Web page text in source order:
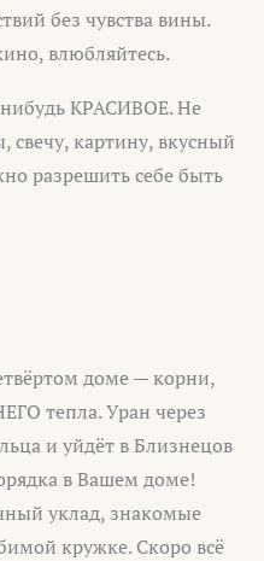
без чувства вины.
влюбляйтесь.
нибудь КРАСИВОЕ. Не
свечу, картину, вкусный
разрешить себе быть
доме — корни,
тепла. Уран через
и уйдёт в Близнецов
в Вашем доме!
уклад, знакомые
кружке. Скоро всё